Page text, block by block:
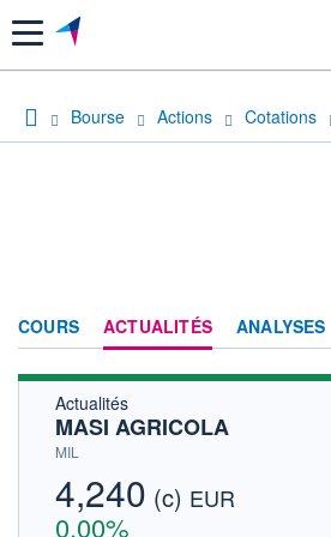
Menu
Bourse Actions Cotations
COURS ACTUALITÉS ANALYSES
Actualités
MASI AGRICOLA
MIL
4,240 (c) EUR
0,00%